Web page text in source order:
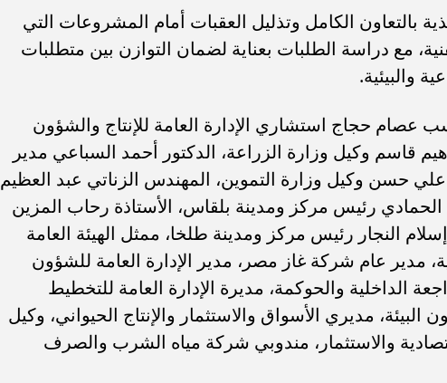
بالتعاون الكامل وتذليل العقبات أمام المشروعات التي
مع دراسة الطلبات بعناية لضمان التوازن بين متطلبات
والبيئية.
عصام حجاج استشاري الإدارة العامة للإنتاج والشؤون
قاسم وكيل وزارة الزراعة، الدكتور أحمد السباعي مدير
حسن وكيل وزارة التموين، المهندس الزناتي عبد العظيم
الحمادي رئيس مركز ومدينة بلقاس، الأستاذة رحاب المزين
النجار رئيس مركز ومدينة طلخا، ممثل الهيئة العامة
مدير عام شركة غاز مصر، مدير الإدارة العامة للشؤون
الداخلية والحوكمة، مديرة الإدارة العامة للتخطيط
البيئة، مديري الأسواق والاستثمار والإنتاج الحيواني، وكيل
والاستثمار، مندوبي شركة مياه الشرب والصرف